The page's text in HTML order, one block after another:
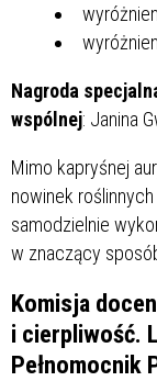
Nagroda
wspólnej: Janina
Mimo kapryśnej
nowinek
samodzielnie
w znaczący
Komisja
i cierpliwość.
Pełnomocnik